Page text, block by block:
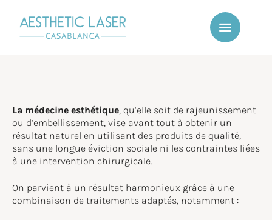
La médecine esthétique, qu’elle soit de rajeunissement
ou d’embellissement, vise avant tout à obtenir un
résultat naturel en utilisant des produits de qualité,
sans une longue éviction sociale ni les contraintes liées
à une intervention chirurgicale.
On parvient à un résultat harmonieux grâce à une
combinaison de traitements adaptés, notamment :